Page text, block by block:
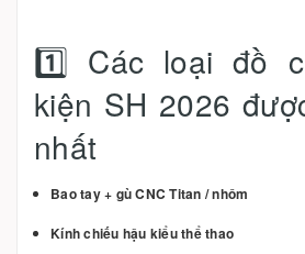
1️⃣ Các loại đồ
kiện SH 2026
nhất
Bao tay + gù CNC Titan / nhôm
Kính chiếu hậu kiểu thể thao